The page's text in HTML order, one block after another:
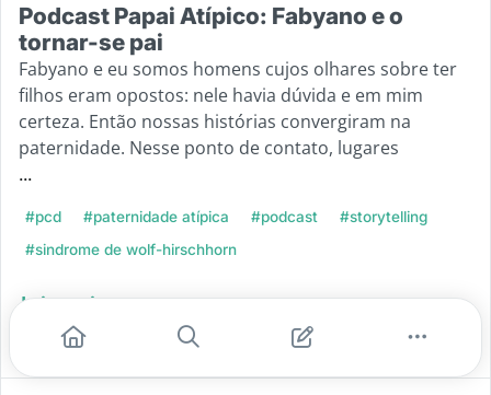
Podcast Papai Atípico: Fabyano e o
tornar-se pai
Fabyano e eu somos homens cujos olhares sobre ter
filhos eram opostos: nele havia dúvida e em mim
certeza. Então nossas histórias convergiram na
paternidade. Nesse ponto de contato, lugares
...
#pcd #paternidade atípica #podcast
#storytelling
#sindrome de wolf-hirschhorn
Leia mais